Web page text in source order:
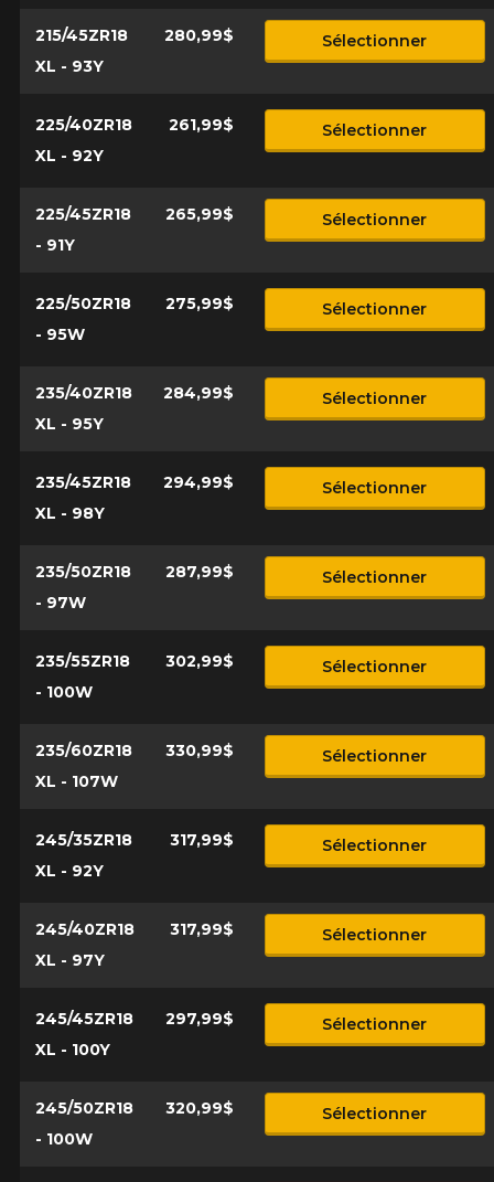
215/45ZR18
XL - 93Y
280,99$ Sélectionner
225/40ZR18
XL - 92Y
261,99$ Sélectionner
225/45ZR18
- 91Y
265,99$ Sélectionner
225/50ZR18
- 95W
275,99$ Sélectionner
235/40ZR18
XL - 95Y
284,99$ Sélectionner
235/45ZR18
XL - 98Y
294,99$ Sélectionner
235/50ZR18
- 97W
287,99$ Sélectionner
235/55ZR18
- 100W
302,99$ Sélectionner
235/60ZR18
XL - 107W
330,99$ Sélectionner
245/35ZR18
XL - 92Y
317,99$ Sélectionner
245/40ZR18
XL - 97Y
317,99$ Sélectionner
245/45ZR18
XL - 100Y
297,99$ Sélectionner
245/50ZR18
- 100W
320,99$ Sélectionner